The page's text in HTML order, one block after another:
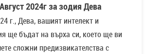
2024г за зодия Дева
г., Дева, вашият интелект и
ще бъдат на върха си, което ще ви
сложни предизвикателства с